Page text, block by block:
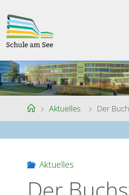
to
content
CHU
LEA
MS
EE
HomeAktuelles Der
Aktuelles